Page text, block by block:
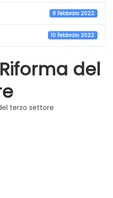
9 Febbraio 2022
10 Febbraio 2022
del
terzo settore